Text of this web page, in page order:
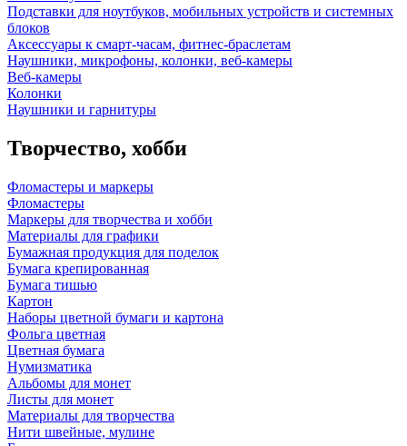
Подставки для ноутбуков, мобильных устройств и системных
блоков
Аксессуары к смарт-часам, фитнес-браслетам
Наушники, микрофоны, колонки, веб-камеры
Веб-камеры
Колонки
Наушники и гарнитуры
Творчество, хобби
Фломастеры и маркеры
Фломастеры
Маркеры для творчества и хобби
Материалы для графики
Бумажная продукция для поделок
Бумага крепированная
Бумага тишью
Картон
Наборы цветной бумаги и картона
Фольга цветная
Цветная бумага
Нумизматика
Альбомы для монет
Листы для монет
Материалы для творчества
Нити швейные, мулине